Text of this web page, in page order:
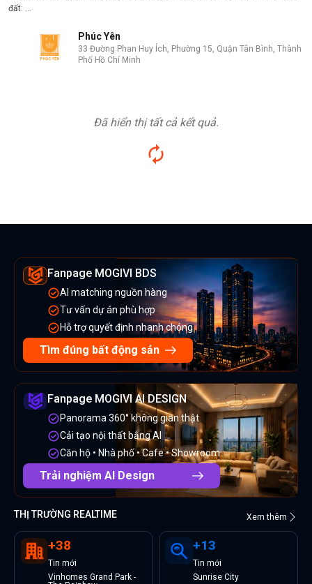
đất: ...
Phúc Yên
33 Đường Phan Huy Ích, Phường 15, Quận Tân Bình, Thành
Phố Hồ Chí Minh
Đã hiển thị tất cả kết quả.
Fanpage MOGIVI BDS
AI matching nguồn hàng
Tư vấn dự án phù hợp
Hỗ trợ quyết định nhanh chóng
Tìm đúng bất động sản
Fanpage MOGIVI AI DESIGN
Panorama 360° không gian thật
Cải tạo nội thất bằng AI
Căn hộ • Nhà phố • Cafe • Showroom
Trải nghiệm AI Design
THỊ TRƯỜNG REALTIME Xem thêm
+38
Tin mới
Vinhomes Grand Park -
+13
Tin mới
Sunrise City